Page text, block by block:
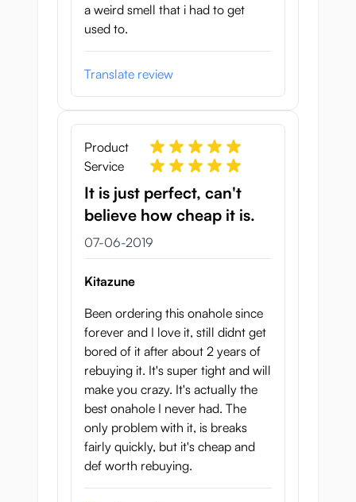
a weird smell that i had to get
used to.
Translate review
Product
Service
It is just perfect, can't
believe how cheap it is.
7 juni 2019
07-06-2019
Kitazune
Been ordering this onahole since
forever and I love it, still didnt get
bored of it after about 2 years of
rebuying it. It's super tight and will
make you crazy. It's actually the
best onahole I never had. The
only problem with it, is breaks
fairly quickly, but it's cheap and
def worth rebuying.